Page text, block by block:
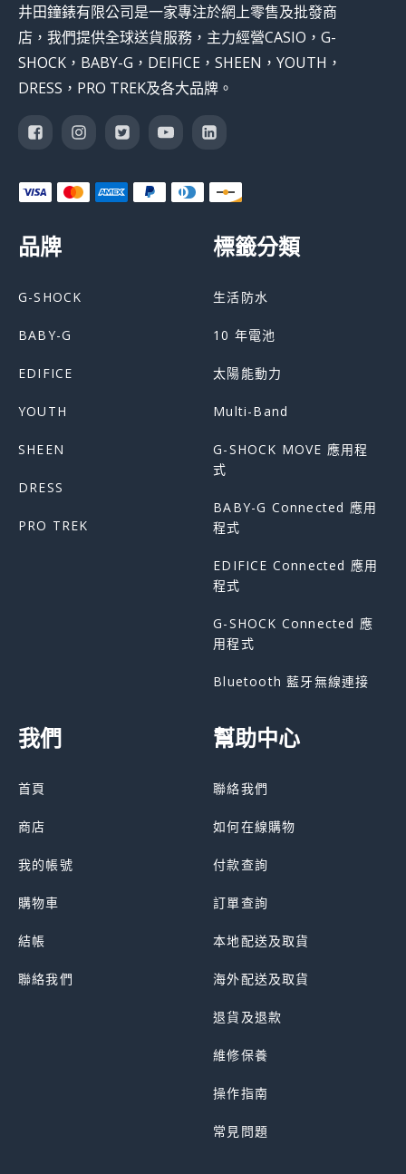
井田鐘錶有限公司是一家專注於網上零售及批發商
店，我們提供全球送貨服務，主力經營CASIO，G-
SHOCK，BABY-G，DEIFICE，SHEEN，YOUTH，
DRESS，PRO TREK及各大品牌。
品牌
G-SHOCK
BABY-G
EDIFICE
YOUTH
SHEEN
DRESS
PRO TREK
標籤分類
生活防水
10 年電池
太陽能動力
Multi-Band
G-SHOCK MOVE 應用程
式
BABY-G Connected 應用
程式
EDIFICE Connected 應用
程式
G-SHOCK Connected 應
用程式
Bluetooth 藍牙無線連接
我們
首頁
商店
我的帳號
購物車
結帳
聯絡我們
幫助中心
聯絡我們
如何在線購物
付款查詢
訂單查詢
本地配送及取貨
海外配送及取貨
退貨及退款
維修保養
操作指南
常見問題